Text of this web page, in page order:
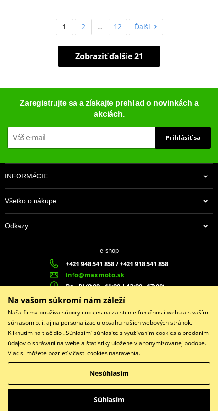
1 2 … 12 Ďalší
Zobraziť ďalšie 21
Zaregistrujte sa a získajte prehľad o novinkách a
akciách.
Prihlásiť sa
INFORMÁCIE
Všetko o nákupe
Odkazy
e-shop
+421 948 541 858 / +421 918 541 858
info@maxmoto.sk
Po - Pi (8:00 - 11:00 | 12:00 - 17:00)
MAX
MOTO s.r.o.
Slovenských dobrovoľníkov 1439
022 01 Čadca
Facebook
Copyright © 2026 www.maxmotoshop.sk
Všetky práva vyhradené
Prepnúť na klasickú verziu
Na vašom súkromí nám záleží
Naša firma používa súbory cookies na zaistenie funkčnosti webu a s vaším
súhlasom o. i. aj na personalizáciu obsahu našich webových stránok.
Kliknutím na tlačidlo „Súhlasím“ súhlasíte s využívaním cookies a predaním
údajov o správaní na webe a štatistiky uložene v anonymizovanej podobe.
Viac si môžete pozrieť v časti cookies nastavenia.
Nesúhlasím
Súhlasím